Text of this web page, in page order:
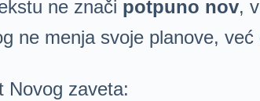
ne znači potpuno nov,
ne menja svoje planove, već
Novog zaveta: